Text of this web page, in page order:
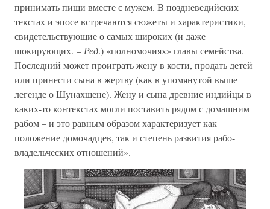
принимать пищи вместе с мужем. В поздневедийских
текстах и эпосе встречаются сюжеты и характеристики,
свидетельствующие о самых широких (и даже
шокирующих. – Ред.) «полномочиях» главы семейства.
Последний может проиграть жену в кости, продать детей
или принести сына в жертву (как в упомянутой выше
легенде о Шунахшене). Жену и сына древние индийцы в
каких-то контекстах могли поставить рядом с домашним
рабом – и это равным образом характеризует как
положение домочадцев, так и степень развития рабо-
владельческих отношений».